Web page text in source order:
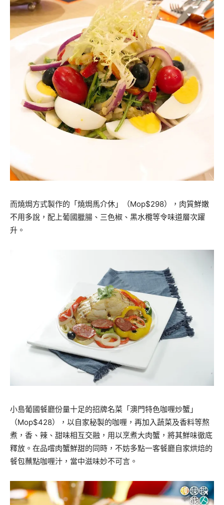
而燒焗方式製作的「燒焗馬介休」（Mop$298），肉質鮮嫩
不用多說，配上葡國臘腸、三色椒、黑水欖等令味道層次躍
升。
小島葡國餐廳份量十足的招牌名菜「澳門特色咖喱炒蟹」
（Mop$428），以自家秘製的咖喱，再加入蔬菜及香料等熬
煮，香、辣、甜味相互交融，用以烹煮大肉蟹，將其鮮味徹底
釋放。在品嚐肉蟹鮮甜的同時，不妨多點一客餐廳自家烘焙的
餐包蘸點咖喱汁，當中滋味妙不可言。